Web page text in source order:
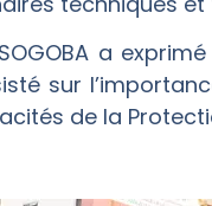
a
sur
de la